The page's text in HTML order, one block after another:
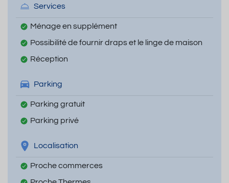
Services
Ménage en supplément
Possibilité de fournir draps et le linge de maison
Réception
Parking
Parking gratuit
Parking privé
Localisation
Proche commerces